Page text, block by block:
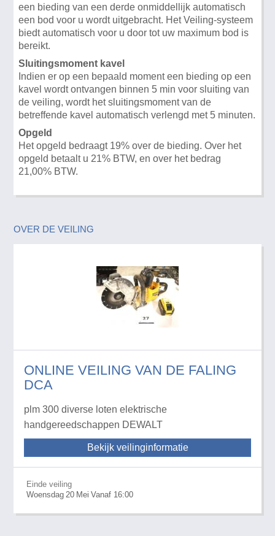
een bieding van een derde onmiddellijk automatisch
een bod voor u wordt uitgebracht. Het Veiling-systeem
biedt automatisch voor u door tot uw maximum bod is
bereikt.
Sluitingsmoment kavel
Indien er op een bepaald moment een bieding op een
kavel wordt ontvangen binnen 5 min voor sluiting van
de veiling, wordt het sluitingsmoment van de
betreffende kavel automatisch verlengd met 5 minuten.
Opgeld
Het opgeld bedraagt 19% over de bieding. Over het
opgeld betaalt u 21% BTW, en over het bedrag
21,00% BTW.
OVER DE VEILING
ONLINE VEILING VAN DE FALING
DCA
plm 300 diverse loten elektrische
handgereedschappen DEWALT
Bekijk veilinginformatie
Einde veiling
Woensdag 20 Mei Vanaf 16:00